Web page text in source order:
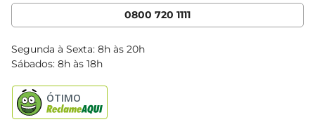
Cencosud Media
Clube Bretas
Blog Bretas
Black Friday
0800 720 1111
Segunda à Sexta: 8h às 20h
Sábados: 8h às 18h